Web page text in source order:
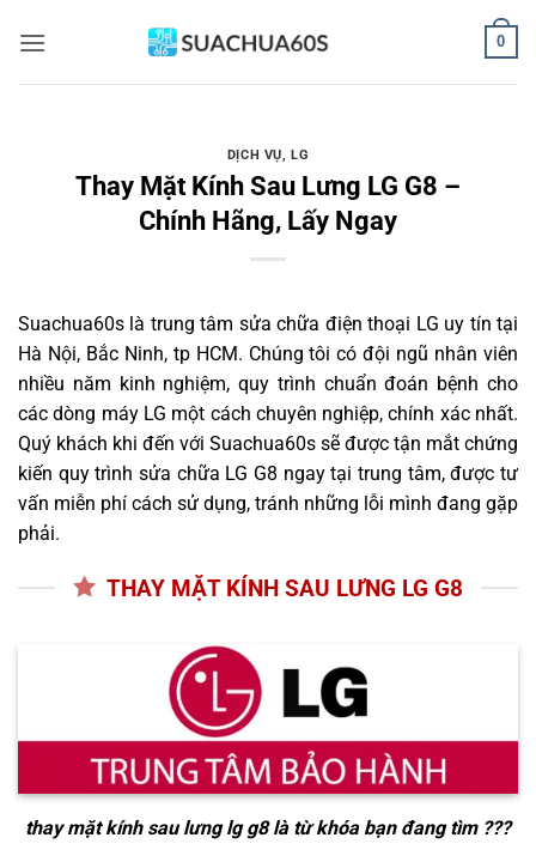
qua
0
DỊCH VỤ, LG
Thay Mặt Kính Sau Lưng LG G8 –
Chính Hãng, Lấy Ngay
Suachua60s là trung tâm sửa chữa điện thoại LG uy tín tại
Hà Nội, Bắc Ninh, tp HCM. Chúng tôi có đội ngũ nhân viên
nhiều năm kinh nghiệm, quy trình chuẩn đoán bệnh cho
các dòng máy LG một cách chuyên nghiệp, chính xác nhất.
Quý khách khi đến với Suachua60s sẽ được tận mắt chứng
kiến quy trình sửa chữa LG G8 ngay tại trung tâm, được tư
vấn miễn phí cách sử dụng, tránh những lỗi mình đang gặp
phải.
THAY MẶT KÍNH SAU LƯNG LG G8
thay mặt kính sau lưng lg g8là từ khóa bạn đang tìm ???